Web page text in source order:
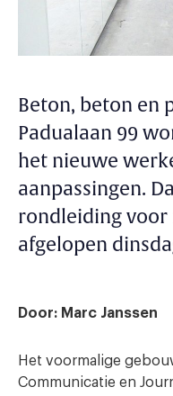
Beton, beton en
Padualaan 99
het nieuwe
aanpassingen.
rondleiding voor
afgelopen
Door: Marc Janssen
Het voormalige
Communicatie en